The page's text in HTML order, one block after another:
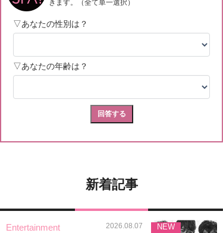
新着記事
Entertainment 2026.08.07 NEW